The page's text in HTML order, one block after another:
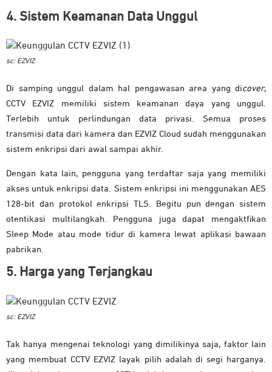
4. Sistem Keamanan Data Unggul
sc: EZVIZ
Di samping unggul dalam hal pengawasan area yang dicover,
CCTV EZVIZ memiliki sistem keamanan daya yang unggul.
Terlebih untuk perlindungan data privasi. Semua proses
transmisi data dari kamera dan EZVIZ Cloud sudah menggunakan
sistem enkripsi dari awal sampai akhir.
Dengan kata lain, pengguna yang terdaftar saja yang memiliki
akses untuk enkripsi data. Sistem enkripsi ini menggunakan AES
128-bit dan protokol enkripsi TLS. Begitu pun dengan sistem
otentikasi multilangkah. Pengguna juga dapat mengaktfikan
Sleep Mode atau mode tidur di kamera lewat aplikasi bawaan
pabrikan.
5. Harga yang Terjangkau
sc: EZVIZ
Tak hanya mengenai teknologi yang dimilikinya saja, faktor lain
yang membuat CCTV EZVIZ layak pilih adalah di segi harganya.